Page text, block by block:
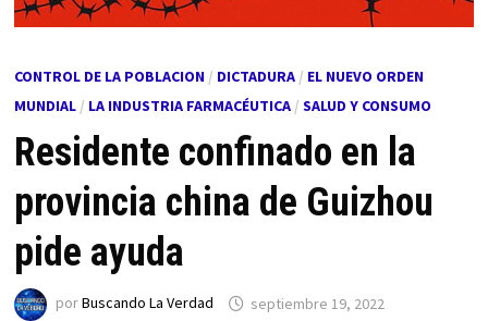
CONTROL DE LA POBLACION/ DICTADURA/ EL NUEVO ORDEN
MUNDIAL/ LA INDUSTRIA FARMACÉUTICA/ SALUD Y CONSUMO
Residente confinado en la
provincia china de Guizhou
pide ayuda
porBuscando La Verdad septiembre 19, 2022